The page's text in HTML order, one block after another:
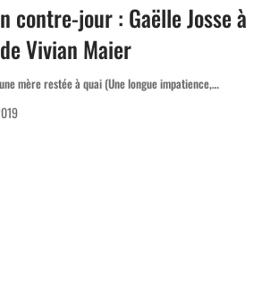
contre-jour : Gaëlle Josse à
Vivian Maier
mère restée à quai (Une longue impatience,…